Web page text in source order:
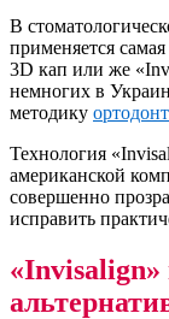
В
применяется
3D кап или же
немногих в
методику
Технология
американской
совершенно
исправить